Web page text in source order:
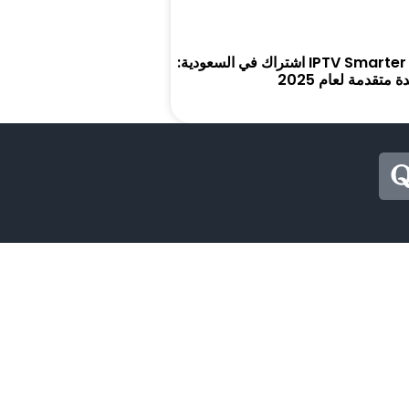
كل ما تحتاج معرفته عن IPTV Smarter Pro اشتراك في السعودية:
لعام 2025
Q
u